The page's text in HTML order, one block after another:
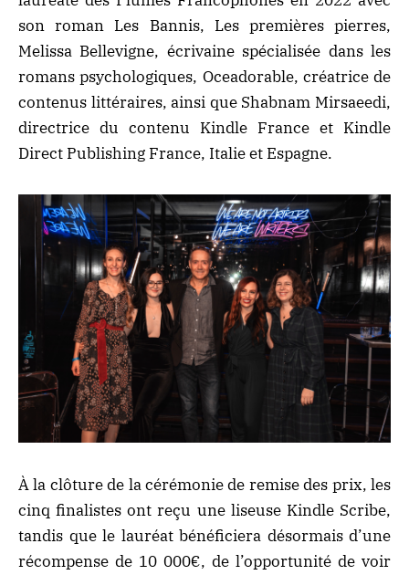
son roman Les Bannis, Les premières pierres,
Melissa Bellevigne, écrivaine spécialisée dans les
romans psychologiques, Oceadorable, créatrice de
contenus littéraires, ainsi que Shabnam Mirsaeedi,
directrice du contenu Kindle France et Kindle
Direct Publishing France, Italie et Espagne.
À la clôture de la cérémonie de remise des prix, les
cinq finalistes ont reçu une liseuse Kindle Scribe,
tandis que le lauréat bénéficiera désormais d’une
récompense de 10 000€, de l’opportunité de voir